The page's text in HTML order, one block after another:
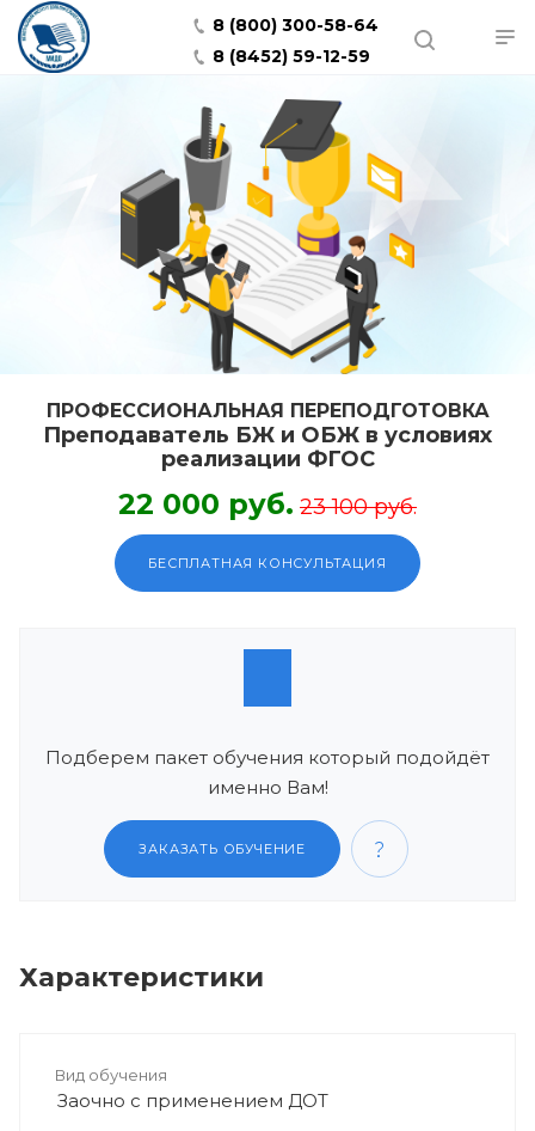
8 (800) 300-58-64
8 (8452) 59-12-59
ПРОФЕССИОНАЛЬНАЯ ПЕРЕПОДГОТОВКА
Преподаватель БЖ и ОБЖ в условиях
реализации ФГОС
22 000 руб. 23 100 руб.
БЕСПЛАТНАЯ КОНСУЛЬТАЦИЯ
Подберем пакет обучения который подойдёт
именно Вам!
ЗАКАЗАТЬ ОБУЧЕНИЕ
Характеристики
Вид обучения
Заочно с применением ДОТ